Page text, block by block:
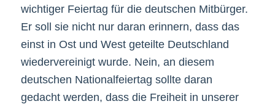
wichtiger Feiertag für die deutschen Mitbürger.
Er soll sie nicht nur daran erinnern, dass das
einst in Ost und West geteilte Deutschland
wiedervereinigt wurde. Nein, an diesem
deutschen Nationalfeiertag sollte daran
gedacht werden, dass die Freiheit in unserer